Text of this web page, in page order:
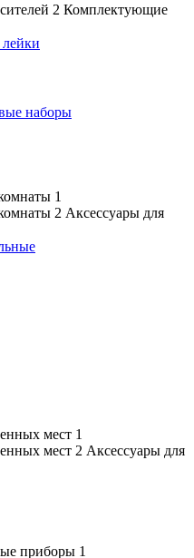
Комплектующие
наборы
Аксессуары для
Аксессуары для